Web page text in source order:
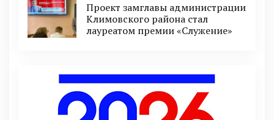
Проект замглавы администрации
Климовского района стал
лауреатом премии «Служение»